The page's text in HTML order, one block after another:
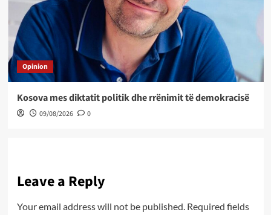
Opinion
Kosova mes diktatit politik dhe rrënimit të demokracisë
09/08/2026 0
Leave a Reply
Your email address will not be published. Required fields